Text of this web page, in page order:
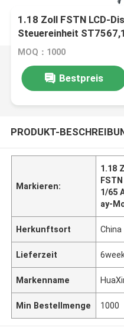
1.18 Zoll FSTN LCD-
Steuereinheit
MOQ：1000
Bestpreis
PRODUKT-
Markieren:
1.18
1/65
ay-
Herkunftsort China
Lieferzeit
Markenname
Min Bestellmenge 1000